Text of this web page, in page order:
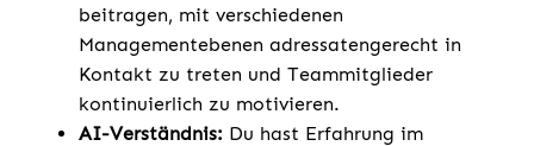
beitragen, mit verschiedenen
Managementebenen adressatengerecht in
Kontakt zu treten und Teammitglieder
kontinuierlich zu motivieren.
AI-Verständnis: Du hast Erfahrung im